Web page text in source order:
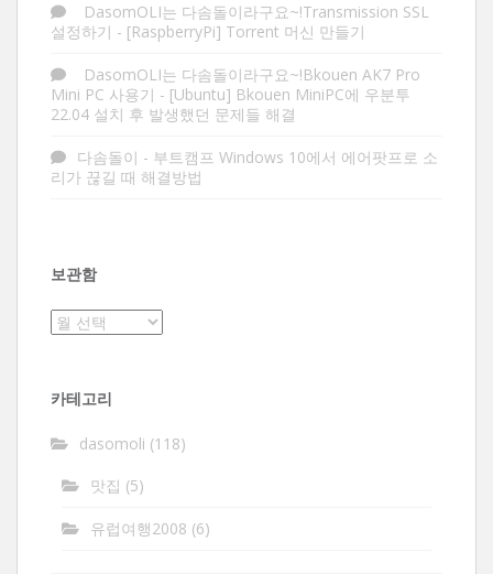
DasomOLI는 다솜돌이라구요~!Transmission SSL
설정하기 - [RaspberryPi] Torrent 머신 만들기
DasomOLI는 다솜돌이라구요~!Bkouen AK7 Pro
Mini PC 사용기 - [Ubuntu] Bkouen MiniPC에 우분투
22.04 설치 후 발생했던 문제들 해결
다솜돌이 - 부트캠프 Windows 10에서 에어팟프로 소
리가 끊길 때 해결방법
보관함
보
카테고리
dasomoli (118)
맛집 (5)
유럽여행2008 (6)